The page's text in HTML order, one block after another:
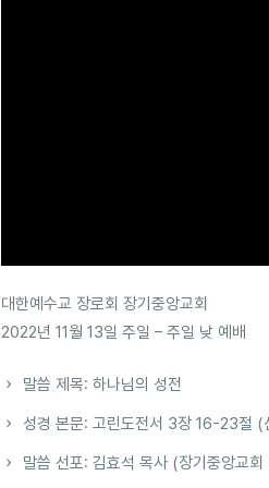
대한예수교 장로회 장기중앙교회
2022년 11월 13일 주일 – 주일 낮 예배
말씀 제목: 하나님의 성전
성경 본문: 고린도전서 3장 16-23절 (
말씀 선포: 김효석 목사 (장기중앙교회